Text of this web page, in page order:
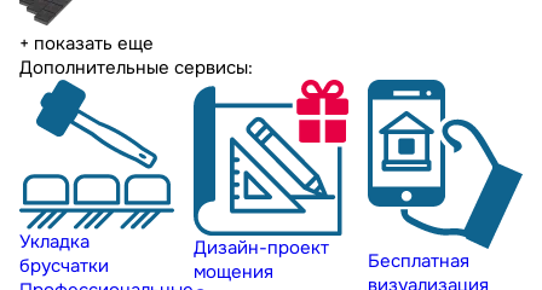
+ показать еще
Дополнительные сервисы:
Укладка
брусчатки
Дизайн-проект
мощения
Бесплатная